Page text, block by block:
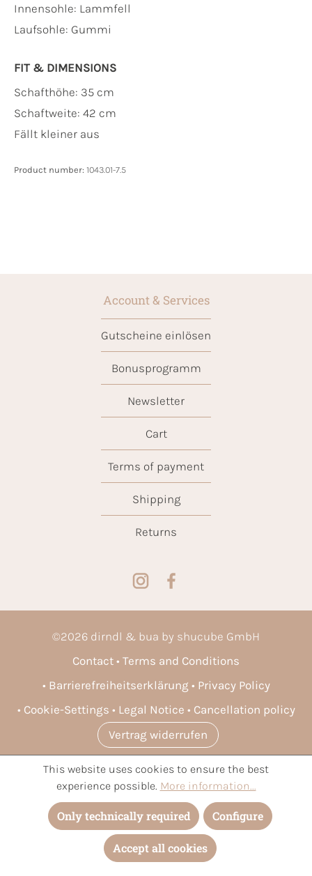
Innensohle: Lammfell
Laufsohle: Gummi
FIT & DIMENSIONS
Schafthöhe: 35 cm
Schaftweite: 42 cm
Fällt kleiner aus
Product number: 1043.01-7.5
Account & Services
Gutscheine einlösen
Bonusprogramm
Newsletter
Cart
Terms of payment
Shipping
Returns
©2026 dirndl & bua by shucube GmbH
Contact
Terms and Conditions
Barrierefreiheitserklärung
Privacy Policy
Cookie-Settings
Legal Notice
Cancellation policy
Vertrag widerrufen
* All prices incl. VAT plusshipping costsand possible delivery
charges, if not stated otherwise.
This website uses cookies to ensure the best
experience possible. More information...
Only technically required Configure
Accept all cookies